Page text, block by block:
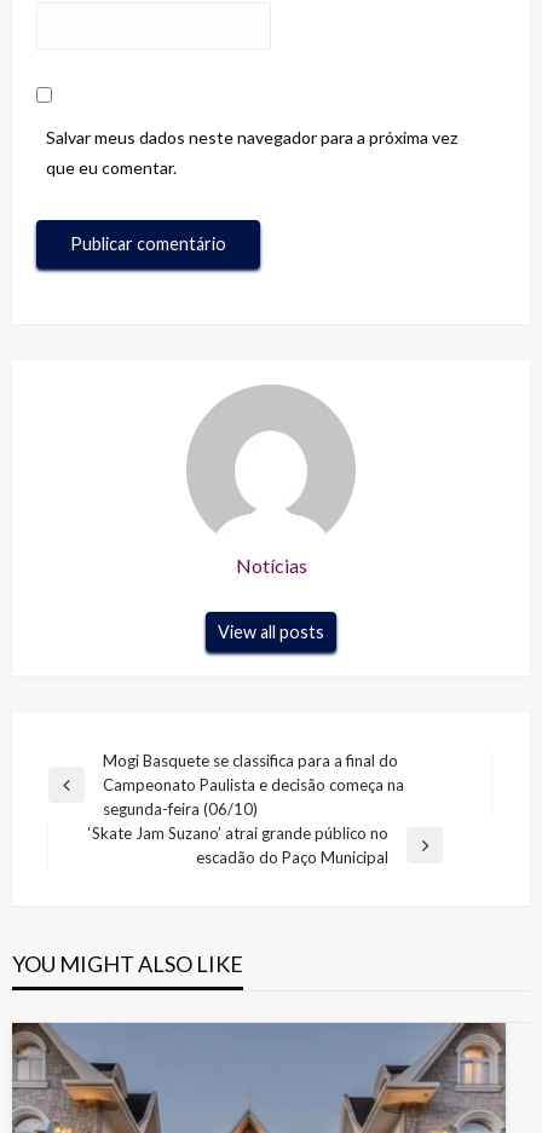
Salvar meus dados neste navegador para a próxima vez
que eu comentar.
Notícias
View all posts
Navegação
de
Post
Previous
Mogi Basquete se classifica para a final do
Campeonato Paulista e decisão começa na
segunda-feira (06/10)
‘Skate Jam Suzano’ atrai grande público no
escadão do Paço Municipal
YOU MIGHT ALSO LIKE